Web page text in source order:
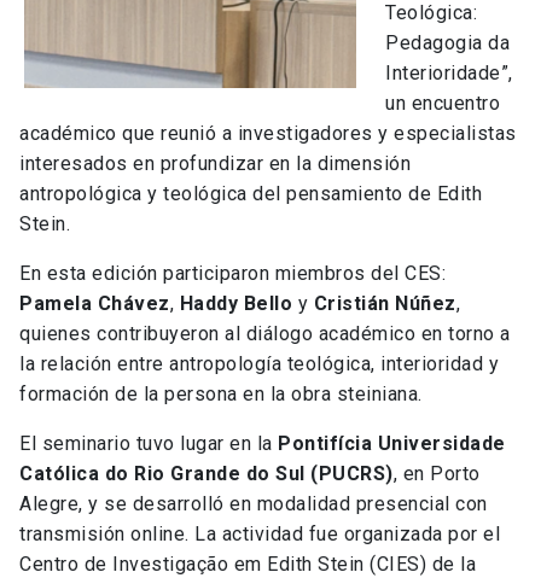
Teológica:
Pedagogia da
Interioridade”,
un encuentro
académico que reunió a investigadores y especialistas
interesados en profundizar en la dimensión
antropológica y teológica del pensamiento de Edith
Stein.
En esta edición participaron miembros del CES:
Pamela Chávez, Haddy Bello y Cristián Núñez,
quienes contribuyeron al diálogo académico en torno a
la relación entre antropología teológica, interioridad y
formación de la persona en la obra steiniana.
El seminario tuvo lugar en la Pontifícia Universidade
Católica do Rio Grande do Sul (PUCRS), en Porto
Alegre, y se desarrolló en modalidad presencial con
transmisión online. La actividad fue organizada por el
Centro de Investigação em Edith Stein (CIES) de la